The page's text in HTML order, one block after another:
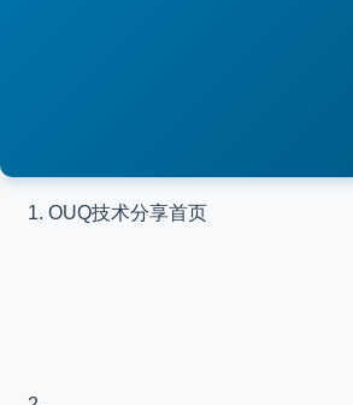
OUQ技术分享首页